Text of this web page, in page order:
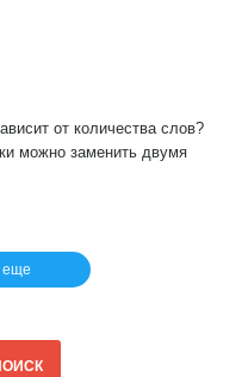
от количества слов?
можно заменить двумя
еще